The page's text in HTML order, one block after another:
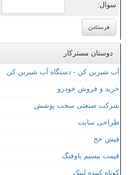
سوال:
دوستان مسترکار
آب شیرین کن - دستگاه آب شیرین کن
خرید و فروش خودرو
شرکت صنعتی سخت پوشش
طراحی سایت
فیش حج
قیمت بیسیم باوفنگ
کوتاه کننده لینک